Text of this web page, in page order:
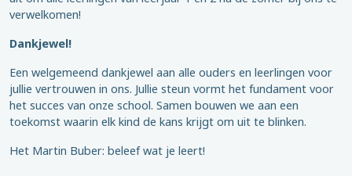
verwelkomen!
Dankjewel!
Een welgemeend dankjewel aan alle ouders en leerlingen voor
jullie vertrouwen in ons. Jullie steun vormt het fundament voor
het succes van onze school. Samen bouwen we aan een
toekomst waarin elk kind de kans krijgt om uit te blinken.
Het Martin Buber: beleef wat je leert!